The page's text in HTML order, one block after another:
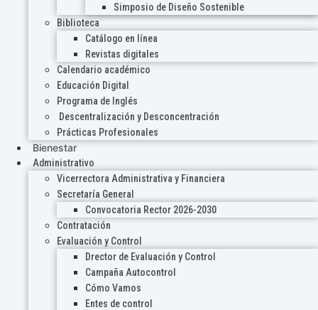
Simposio de Diseño Sostenible
Biblioteca
Catálogo en línea
Revistas digitales
Calendario académico
Educación Digital
Programa de Inglés
Descentralización y Desconcentración
Prácticas Profesionales
Bienestar
Administrativo
Vicerrectora Administrativa y Financiera
Secretaría General
Convocatoria Rector 2026-2030
Contratación
Evaluación y Control
Drector de Evaluación y Control
Campaña Autocontrol
Cómo Vamos
Entes de control